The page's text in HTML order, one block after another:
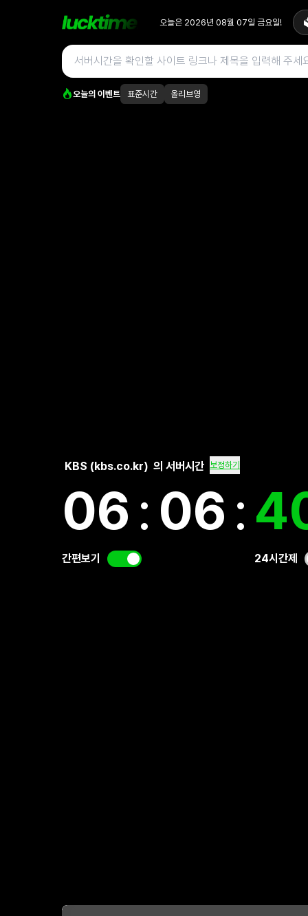
오늘은 2026년 08월 07일 금요일!
오늘의 이벤트 표준시간 올리브영
KBS (kbs.co.kr) 의 서버시간 보정하기
06 : 06 :
간편보기 24시간제